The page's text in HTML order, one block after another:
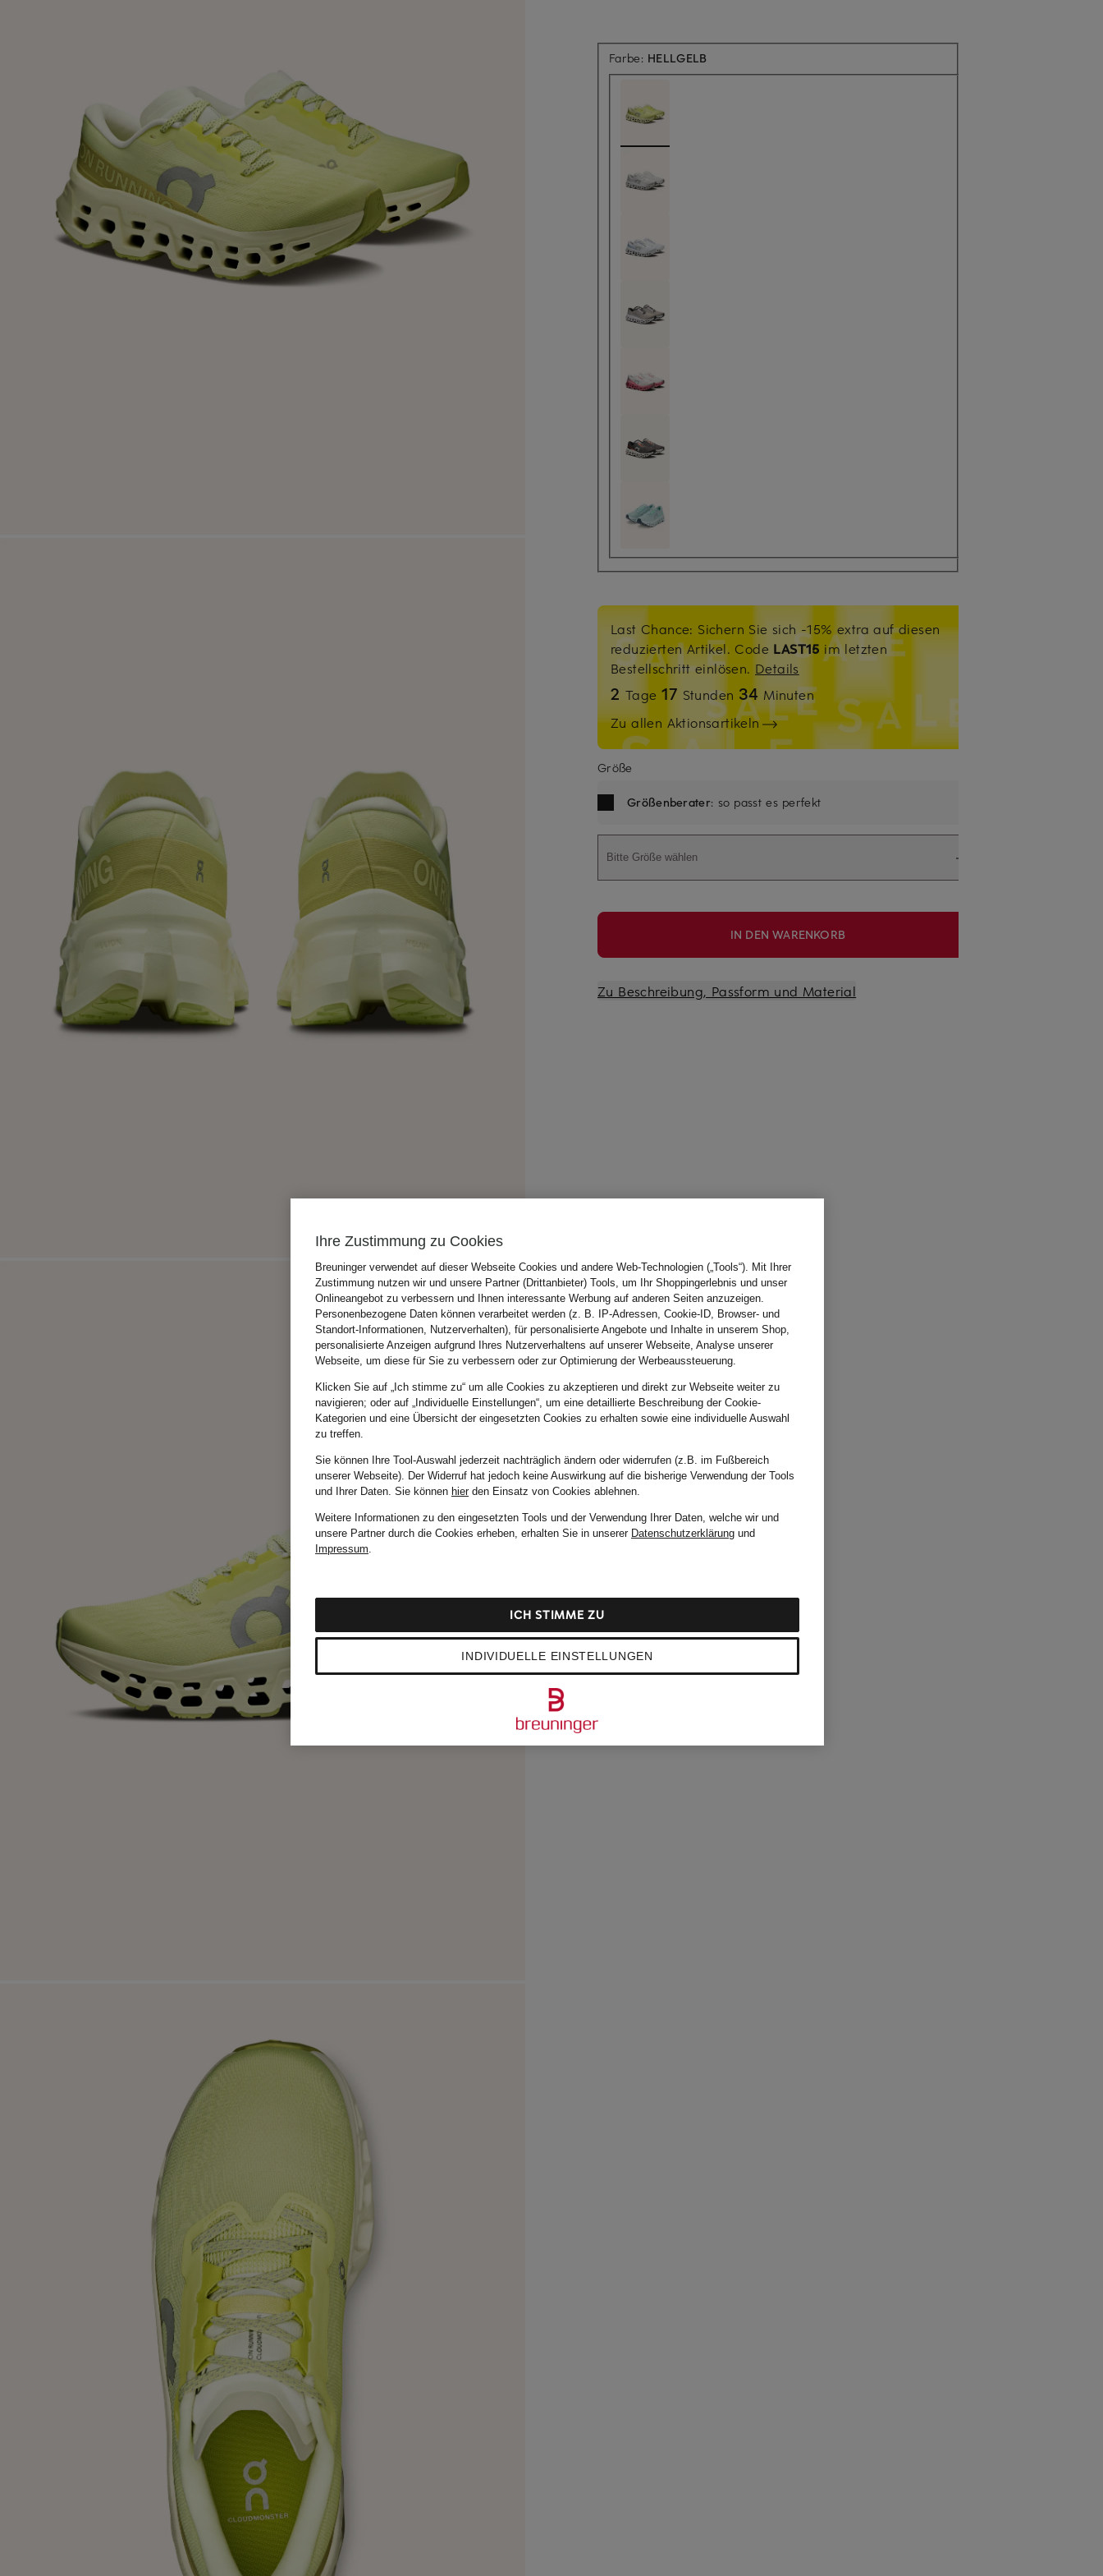
Farbe: HELLGELB
Last Chance: Sichern Sie sich -15% extra auf diesen
reduzierten Artikel. Code LAST15 im letzten
Bestellschritt einlösen. Details
2 Tage17 Stunden 34 Minuten
Zu allen Aktionsartikeln
Größe
Größenberater: so passt es perfekt
Bitte Größe wählen
IN DEN WARENKORB
Zu Beschreibung, Passform und Material
Ihre Zustimmung zu Cookies
Breuninger verwendet auf dieser Webseite Cookies und andere Web-Technologien („Tools“). Mit Ihrer
Zustimmung nutzen wir und unsere Partner (Drittanbieter) Tools, um Ihr Shoppingerlebnis und unser
Onlineangebot zu verbessern und Ihnen interessante Werbung auf anderen Seiten anzuzeigen.
Personenbezogene Daten können verarbeitet werden (z. B. IP-Adressen, Cookie-ID, Browser- und
Standort-Informationen, Nutzerverhalten), für personalisierte Angebote und Inhalte in unserem Shop,
personalisierte Anzeigen aufgrund Ihres Nutzerverhaltens auf unserer Webseite, Analyse unserer
Webseite, um diese für Sie zu verbessern oder zur Optimierung der Werbeaussteuerung.
Klicken Sie auf „Ich stimme zu“ um alle Cookies zu akzeptieren und direkt zur Webseite weiter zu
navigieren; oder auf „Individuelle Einstellungen“, um eine detaillierte Beschreibung der Cookie-
Kategorien und eine Übersicht der eingesetzten Cookies zu erhalten sowie eine individuelle Auswahl
zu treffen.
Sie können Ihre Tool-Auswahl jederzeit nachträglich ändern oder widerrufen (z.B. im Fußbereich
unserer Webseite). Der Widerruf hat jedoch keine Auswirkung auf die bisherige Verwendung der Tools
und Ihrer Daten. Sie können hierden Einsatz von Cookies ablehnen.
Weitere Informationen zu den eingesetzten Tools und der Verwendung Ihrer Daten, welche wir und
unsere Partner durch die Cookies erheben, erhalten Sie in unserer Datenschutzerklärung und
Impressum.
INDIVIDUELLE EINSTELLUNGEN
ICH STIMME ZU